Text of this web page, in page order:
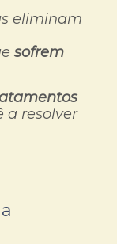
eliminam
sofrem
a resolver